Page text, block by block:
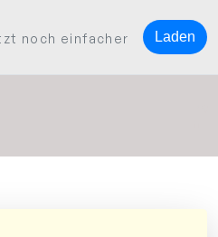
noch einfacher
Laden